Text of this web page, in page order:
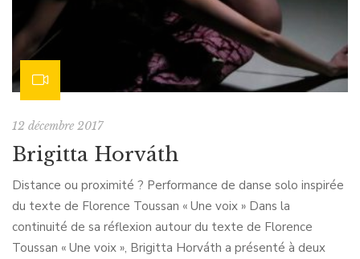
12 décembre 2017
Brigitta Horváth
Distance ou proximité ? Performance de danse solo inspirée
du texte de Florence Toussan « Une voix » Dans la
continuité de sa réflexion autour du texte de Florence
Toussan « Une voix », Brigitta Horváth a présenté à deux